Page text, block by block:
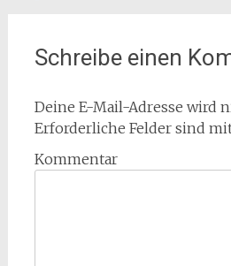
Schreibe einen
Deine E-Mail-Adresse wird
Erforderliche Felder sind
Kommentar